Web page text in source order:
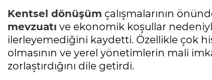
Kentsel dönüşüm çalışmalarının
mevzuatı ve ekonomik koşullar
ilerleyemediğini kaydetti. Özellikle çok
olmasının ve yerel yönetimlerin mali
zorlaştırdığını dile getirdi.